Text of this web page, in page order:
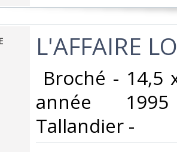
‎L'AFFAIRE
Broché -
année
Tallandier -‎